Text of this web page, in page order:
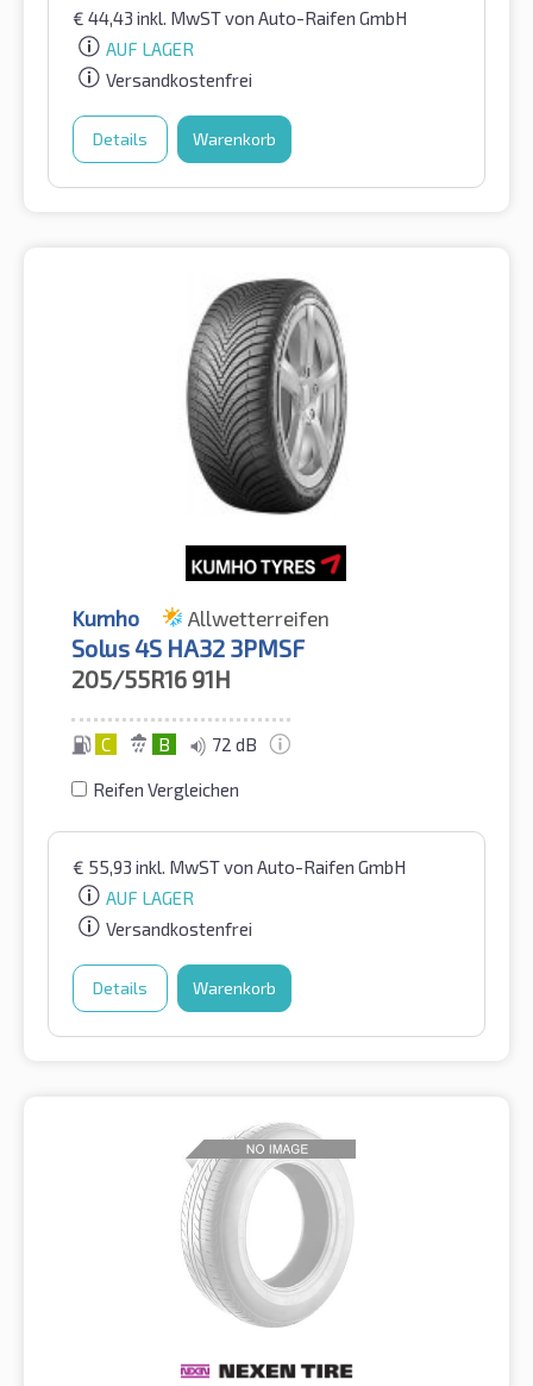
€ 44,43 inkl. MwSTvon Auto-Raifen GmbH
AUF LAGER
Versandkostenfrei
Details Warenkorb
Kumho Allwetterreifen
Solus 4S HA32 3PMSF
205/55R16 91H
C B 72 dB
Reifen Vergleichen
€ 55,93 inkl. MwSTvon Auto-Raifen GmbH
AUF LAGER
Versandkostenfrei
Details Warenkorb